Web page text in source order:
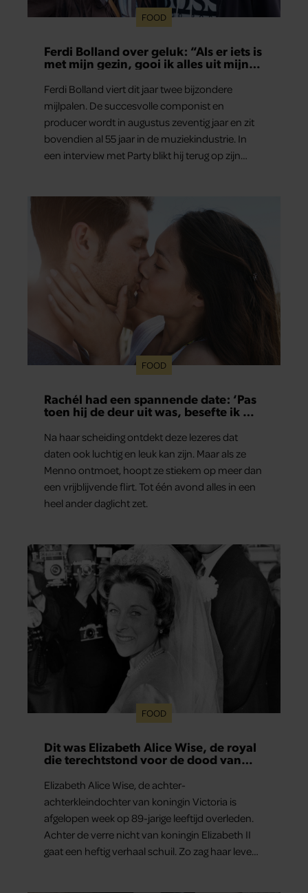
FOOD
Ferdi Bolland over geluk: “Als er iets is
met mijn gezin, gooi ik alles uit mijn
Ferdi Bolland viert dit jaar twee bijzondere
mijlpalen. De succesvolle componist en
producer wordt in augustus zeventig jaar en zit
bovendien al 55 jaar in de muziekindustrie. In
een interview met Party blikt hij terug op zijn
FOOD
Rachél had een spannende date: ‘Pas
toen hij de deur uit was, besefte ik wat
Na haar scheiding ontdekt deze lezeres dat
daten ook luchtig en leuk kan zijn. Maar als ze
Menno ontmoet, hoopt ze stiekem op meer dan
een vrijblijvende flirt. Tot één avond alles in een
heel ander daglicht zet.
FOOD
Dit was Elizabeth Alice Wise, de royal
die terechtstond voor de dood van
Elizabeth Alice Wise, de achter-
achterkleindochter van koningin Victoria is
afgelopen week op 89-jarige leeftijd overleden.
Achter de verre nicht van koningin Elizabeth II
gaat een heftig verhaal schuil. Zo zag haar leven